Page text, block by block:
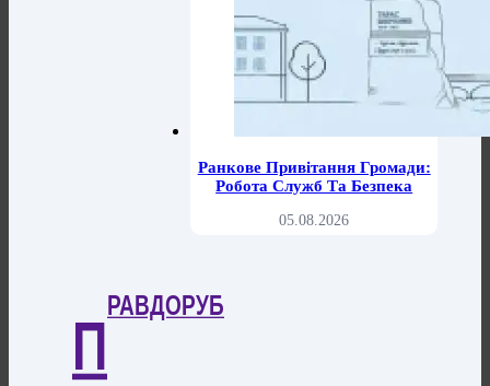
Ранкове Привітання Громади:
Робота Служб Та Безпека
05.08.2026
П
РАВДОРУБ